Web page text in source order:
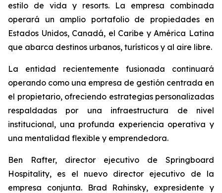
estilo de vida y resorts. La empresa combinada
operará un amplio portafolio de propiedades en
Estados Unidos, Canadá, el Caribe y América Latina
que abarca destinos urbanos, turísticos y al aire libre.
La entidad recientemente fusionada continuará
operando como una empresa de gestión centrada en
el propietario, ofreciendo estrategias personalizadas
respaldadas por una infraestructura de nivel
institucional, una profunda experiencia operativa y
una mentalidad flexible y emprendedora.
Ben Rafter, director ejecutivo de Springboard
Hospitality, es el nuevo director ejecutivo de la
empresa conjunta. Brad Rahinsky, expresidente y